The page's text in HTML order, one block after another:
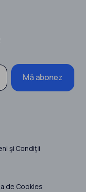
Mă abonez
şi Condiţii
de Cookies